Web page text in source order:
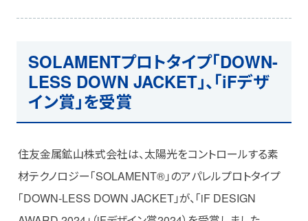
コラム
用語集
お知らせ
SOLAMENT
SOLAMENTプロトタイプ「DOWN-
LESS DOWN JACKET」、「iFデザ
イン賞」を受賞
住友金属鉱山株式会社は、太陽光をコントロールする素
材テクノロジー「SOLAMENT®」のアパレルプロトタイプ
「DOWN-LESS DOWN JACKET」が、「iF DESIGN